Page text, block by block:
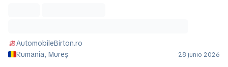
AutomobileBirton.ro
Rumania, Mureș
28 junio 2026